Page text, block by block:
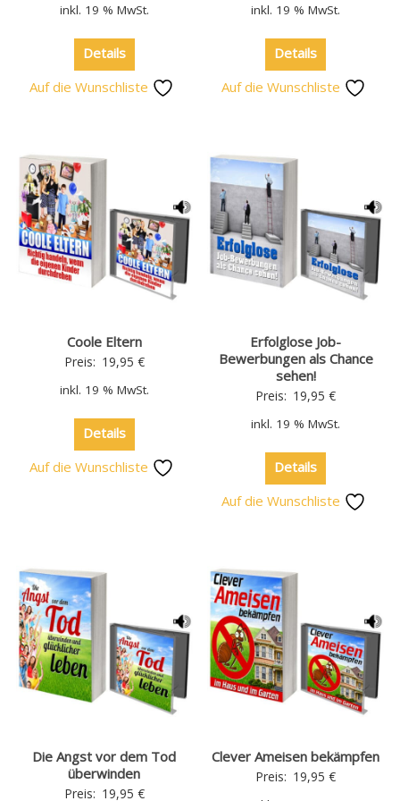
inkl. 19 % MwSt.
Details
Auf die Wunschliste
inkl. 19 % MwSt.
Details
Auf die Wunschliste
Coole Eltern
Preis: 19,95 €
inkl. 19 % MwSt.
Details
Auf die Wunschliste
Erfolglose Job-
Bewerbungen als Chance
sehen!
Preis: 19,95€
inkl. 19 % MwSt.
Details
Auf die Wunschliste
Die Angst vor dem Tod
überwinden
Preis: 19,95 €
Clever Ameisen bekämpfen
Preis: 19,95€